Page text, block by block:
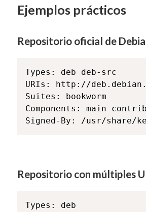
Ejemplos prácticos
Repositorio oficial de
Types: deb deb-src
URIs: http://
Suites: bookworm
Components: main
Signed-By: /usr/share/
Repositorio con múltiples
Types: deb